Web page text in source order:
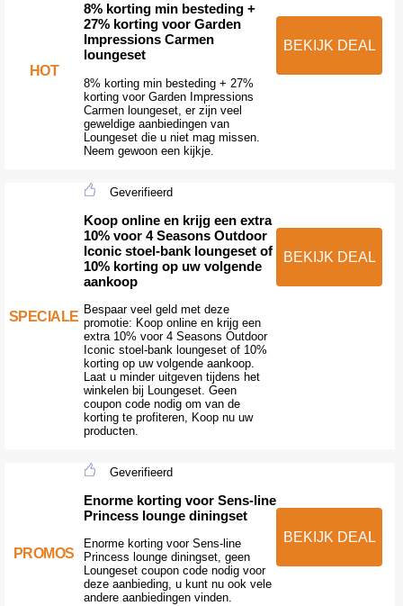
HOT
8% korting min besteding +
27% korting voor Garden
Impressions Carmen
loungeset
8% korting min besteding + 27%
korting voor Garden Impressions
Carmen loungeset, er zijn veel
geweldige aanbiedingen van
Loungeset die u niet mag missen.
Neem gewoon een kijkje.
BEKIJK DEAL
SPECIALE
Geverifieerd
Koop online en krijg een extra
10% voor 4 Seasons Outdoor
Iconic stoel-bank loungeset of
10% korting op uw volgende
aankoop
Bespaar veel geld met deze
promotie: Koop online en krijg een
extra 10% voor 4 Seasons Outdoor
Iconic stoel-bank loungeset of 10%
korting op uw volgende aankoop.
Laat u minder uitgeven tijdens het
winkelen bij Loungeset. Geen
coupon code nodig om van de
korting te profiteren, Koop nu uw
producten.
BEKIJK DEAL
PROMOS
Geverifieerd
Enorme korting voor Sens-line
Princess lounge diningset
Enorme korting voor Sens-line
Princess lounge diningset, geen
Loungeset coupon code nodig voor
deze aanbieding, u kunt nu ook vele
andere aanbiedingen vinden.
BEKIJK DEAL